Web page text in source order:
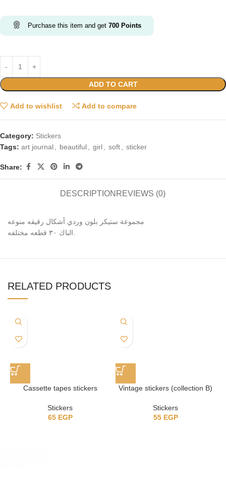
Purchase this item and get 700 Points
ADD TO CART
Add to wishlist Add to compare
Category: Stickers
Tags: art journal beautiful girl soft sticker
Share:
DESCRIPTION REVIEWS (0)
مجموعة ستيكر بلون وردي أشكال رقيقه منوعه
RELATED PRODUCTS
Cassette tapes stickers
Stickers
65 EGP
Vintage stickers (collection B)
Stickers
55 EGP